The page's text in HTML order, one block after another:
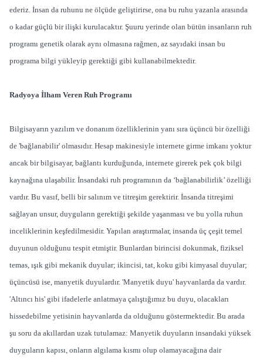
ederiz. İnsan da ruhunu ne ölçüde geliştirirse, ona bu ruhu yazanla arasında
o kadar güçlü bir ilişki kurulacaktır. Şuuru yerinde olan bütün insanların ruh
programı genetik olarak aynı olmasına rağmen, az sayıdaki insan bu
programa bilgi yükleyip gerektiği gibi kullanabilmektedir.
Radyoya İlham Veren Ruh Programı
Bilgisayarın yazılım ve donanım özelliklerinin yanı sıra üçüncü bir özelliği
de 'bağlanabilir' olmasıdır. Hesap makinesiyle internete girme imkanı yoktur
ancak bir bilgisayar, bağlantı kurduğunda, internete girerek pek çok bilgi
kaynağına ulaşabilir. İnsandaki ruh programının da ‘bağlanabilirlik’ özelliği
vardır. Bu vasıf, belli bir salınım ve titreşim gerektirir. İnsanda titreşimi
sağlayan unsur, duyguların gerektiği şekilde yaşanması ve bu yolla ruhun
inceliklerinin keşfedilmesidir. Yapılan araştırmalar, insanda üç çeşit temel
duyunun olduğunu tespit etmiştir. Bunlardan birincisi dokunmak, fiziksel
temas, ışık gibi mekanik duyular; ikincisi, tat, koku gibi kimyasal duyular;
üçüncüsü ise, manyetik duyulardır. 'Manyetik duyu' hayvanlarda da vardır.
'Altıncı his' gibi ifadelerle anlatmaya çalıştığımız bu duyu, olacakları
hissedebilme yetisinin hayvanlarda da olduğunu göstermektedir. Bu arada
şu soru da akıllardan uzak tutulamaz: Manyetik duyuların insandaki yüksek
duyguların kapısı, onların algılama kısmı olup olamayacağına dair